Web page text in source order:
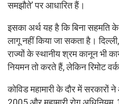
समझौते’ पर आधारित हैं।
इसका अर्थ यह है कि बिना सहमति
लागू नहीं किया जा सकता है।
राज्यों के स्थानीय श्रम कानून भी
नियमन तो करते हैं, लेकिन रिमोट
कोविड महामारी के दौर में सरकारों